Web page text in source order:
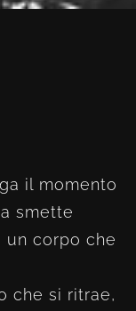
il momento
smette
corpo che
che si ritrae,